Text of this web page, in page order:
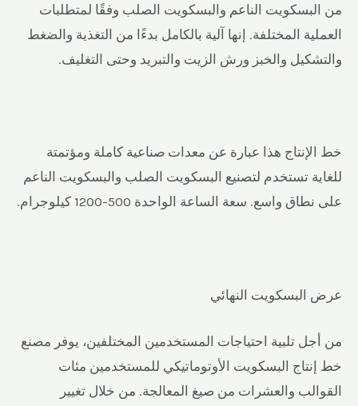
من البسكويت الناعم والبسكويت الصلب وفقًا لمتطلبات
العملية المختلفة. إنها آلية بالكامل بدءًا من التغذية والضغط
والتشكيل والخبز ورش الزيت والتبريد وحتى التغليف.
خط الإنتاج هذا عبارة عن معدات صناعية كاملة ومؤتمتة
للغاية تستخدم لتصنيع البسكويت الصلب والبسكويت الناعم
على نطاق واسع. سعة الساعة الواحدة 500-1200 كيلوجرام.
عرض البسكويت النهائي
من أجل تلبية احتياجات المستخدمين المختلفين، يوفر مصنع
خط إنتاج البسكويت الأوتوماتيكي للمستخدمين مئات
القوالب والعشرات من صيغ المعالجة. من خلال تغيير